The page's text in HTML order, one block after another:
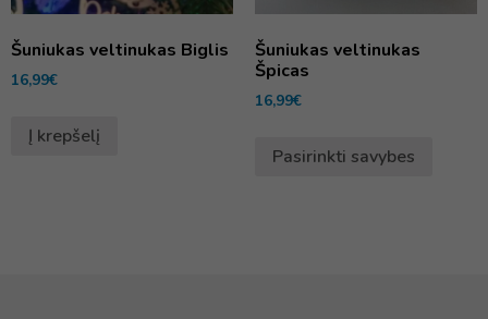
Šuniukas veltinukas Biglis
16,99€
Į krepšelį
Šuniukas veltinukas
Špicas
16,99€
Pasirinkti savybes